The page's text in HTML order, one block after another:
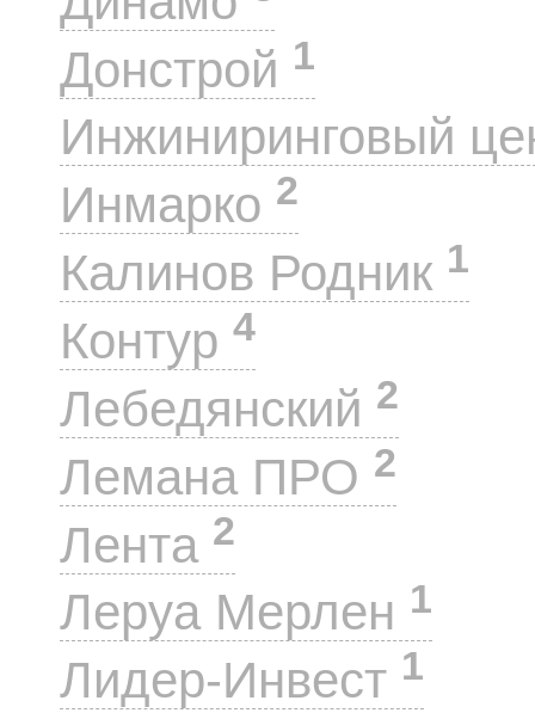
Донстрой 1
Инжиниринговый
Инмарко 2
Калинов Родник 1
Контур 4
Лебедянский 2
Лемана ПРО 2
Лента 2
Леруа Мерлен 1
Лидер-Инвест 1